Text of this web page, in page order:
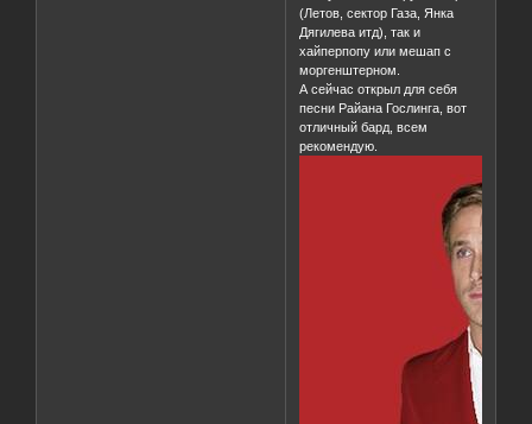
(Летов, сектор Газа, Янка
Дягилева итд), так и
хайперпопу или мешап с
моргенштерном.
А сейчас открыл для себя
песни Райана Гослинга, вот
отличный бард, всем
рекомендую.